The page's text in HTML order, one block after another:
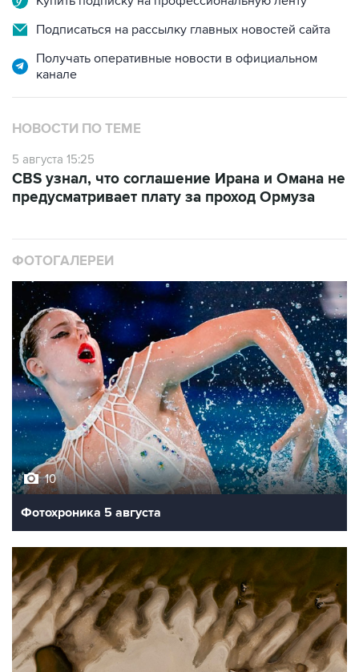
Подписаться на рассылку главных новостей сайта
Получать оперативные новости в официальном
канале
НОВОСТИ ПО ТЕМЕ
5 августа 15:25
CBS узнал, что соглашение Ирана и Омана не
предусматривает плату за проход Ормуза
ФОТОГАЛЕРЕИ
10
Фотохроника 5 августа